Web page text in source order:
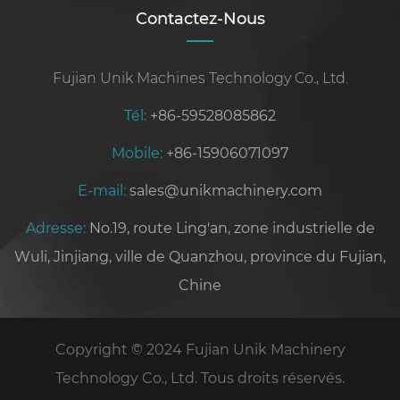
Contactez-Nous
Fujian Unik Machines Technology Co., Ltd.
Tél: +86-59528085862
Mobile: +86-15906071097
E-mail: sales@unikmachinery.com
Adresse: No.19, route Ling'an, zone industrielle de
Wuli, Jinjiang, ville de Quanzhou, province du Fujian,
Chine
Copyright © 2024 Fujian Unik Machinery
Technology Co., Ltd. Tous droits réservés.